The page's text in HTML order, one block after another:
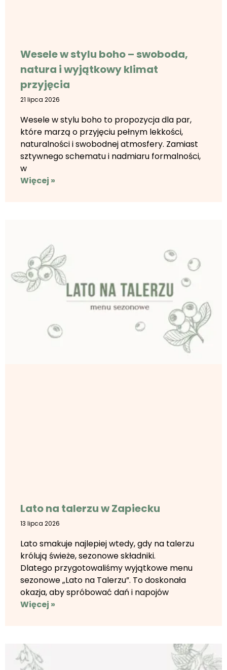
Wesele w stylu boho – swoboda,
natura i wyjątkowy klimat
przyjęcia
21 lipca 2026
Wesele w stylu boho to propozycja dla par,
które marzą o przyjęciu pełnym lekkości,
naturalności i swobodnej atmosfery. Zamiast
sztywnego schematu i nadmiaru formalności,
w
Więcej »
Lato na talerzu w Zapiecku
13 lipca 2026
Lato smakuje najlepiej wtedy, gdy na talerzu
królują świeże, sezonowe składniki.
Dlatego przygotowaliśmy wyjątkowe menu
sezonowe „Lato na Talerzu”. To doskonała
okazja, aby spróbować dań i napojów
Więcej »